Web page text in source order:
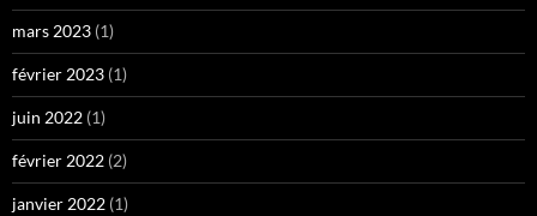
mars 2023 (1)
février 2023 (1)
juin 2022 (1)
février 2022 (2)
janvier 2022 (1)